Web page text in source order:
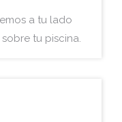
a tu lado
tu piscina.